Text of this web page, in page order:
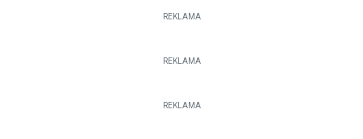
REKLAMA
REKLAMA
REKLAMA